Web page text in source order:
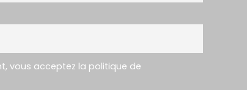
vous acceptez la politique de